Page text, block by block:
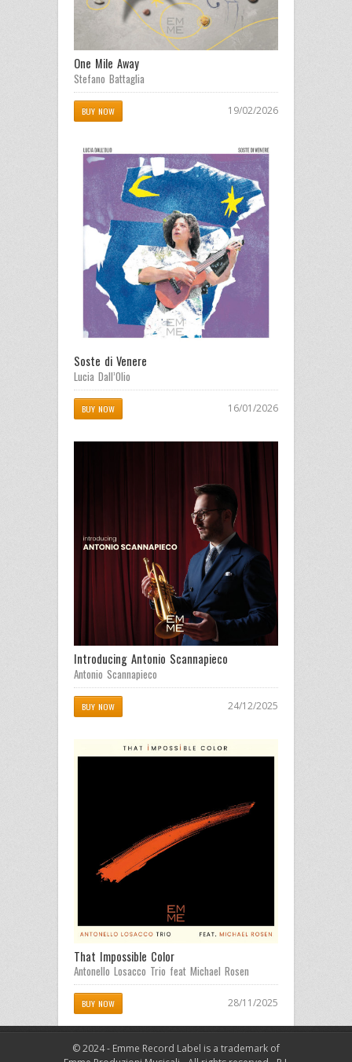
One Mile Away
Stefano Battaglia
BUY NOW 19/02/2026
Soste di Venere
Lucia Dall’Olio
BUY NOW 16/01/2026
Introducing Antonio Scannapieco
Antonio Scannapieco
BUY NOW 24/12/2025
That Impossible Color
Antonello Losacco Trio feat Michael Rosen
BUY NOW 28/11/2025
© 2024 - Emme Record Label is a trademark of